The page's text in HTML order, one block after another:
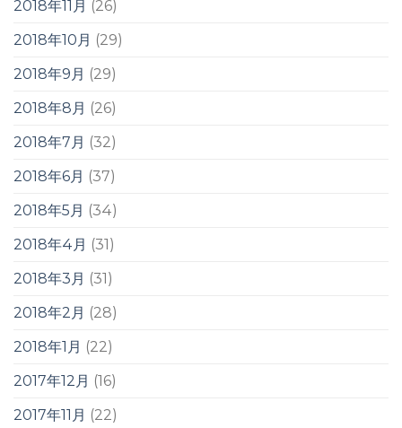
2018年11月 (26)
2018年10月 (29)
2018年9月 (29)
2018年8月 (26)
2018年7月 (32)
2018年6月 (37)
2018年5月 (34)
2018年4月 (31)
2018年3月 (31)
2018年2月 (28)
2018年1月 (22)
2017年12月 (16)
2017年11月 (22)